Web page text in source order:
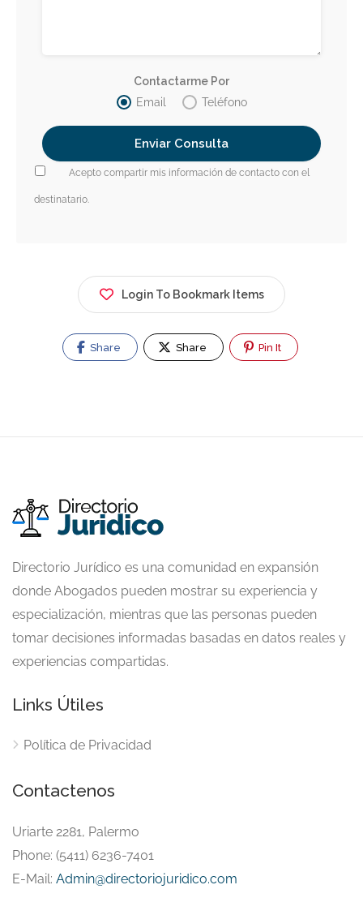
Contactarme Por
Email
Teléfono
Acepto compartir mis información de contacto con el
destinatario.
Login To Bookmark Items
Share Share Pin It
Directorio Jurídico es una comunidad en expansión
donde Abogados pueden mostrar su experiencia y
especialización, mientras que las personas pueden
tomar decisiones informadas basadas en datos reales y
experiencias compartidas.
Links Útiles
Política de Privacidad
Contactenos
Uriarte 2281, Palermo
Phone: (5411) 6236-7401
E-Mail: Admin@directoriojuridico.com